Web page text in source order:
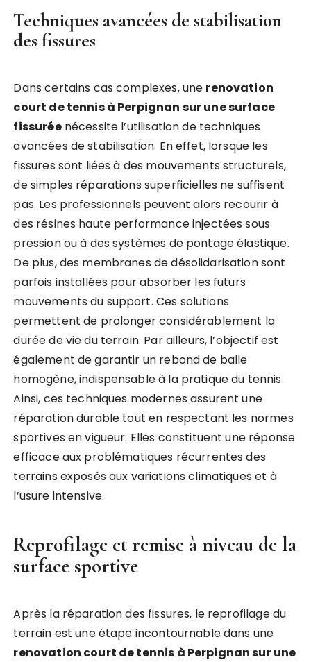
Techniques avancées de stabilisation
des fissures
Dans certains cas complexes, une renovation
court de tennis à Perpignan sur une surface
fissuréenécessite l’utilisation de techniques
avancées de stabilisation. En effet, lorsque les
fissures sont liées à des mouvements structurels,
de simples réparations superficielles ne suffisent
pas. Les professionnels peuvent alors recourir à
des résines haute performance injectées sous
pression ou à des systèmes de pontage élastique.
De plus, des membranes de désolidarisation sont
parfois installées pour absorber les futurs
mouvements du support. Ces solutions
permettent de prolonger considérablement la
durée de vie du terrain. Par ailleurs, l’objectif est
également de garantir un rebond de balle
homogène, indispensable à la pratique du tennis.
Ainsi, ces techniques modernes assurent une
réparation durable tout en respectant les normes
sportives en vigueur. Elles constituent une réponse
efficace aux problématiques récurrentes des
terrains exposés aux variations climatiques et à
l’usure intensive.
Reprofilage et remise à niveau de la
surface sportive
Après la réparation des fissures, le reprofilage du
terrain est une étape incontournable dans une
renovation court de tennis à Perpignan sur une